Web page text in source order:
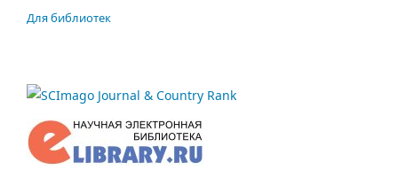
Для библиотек